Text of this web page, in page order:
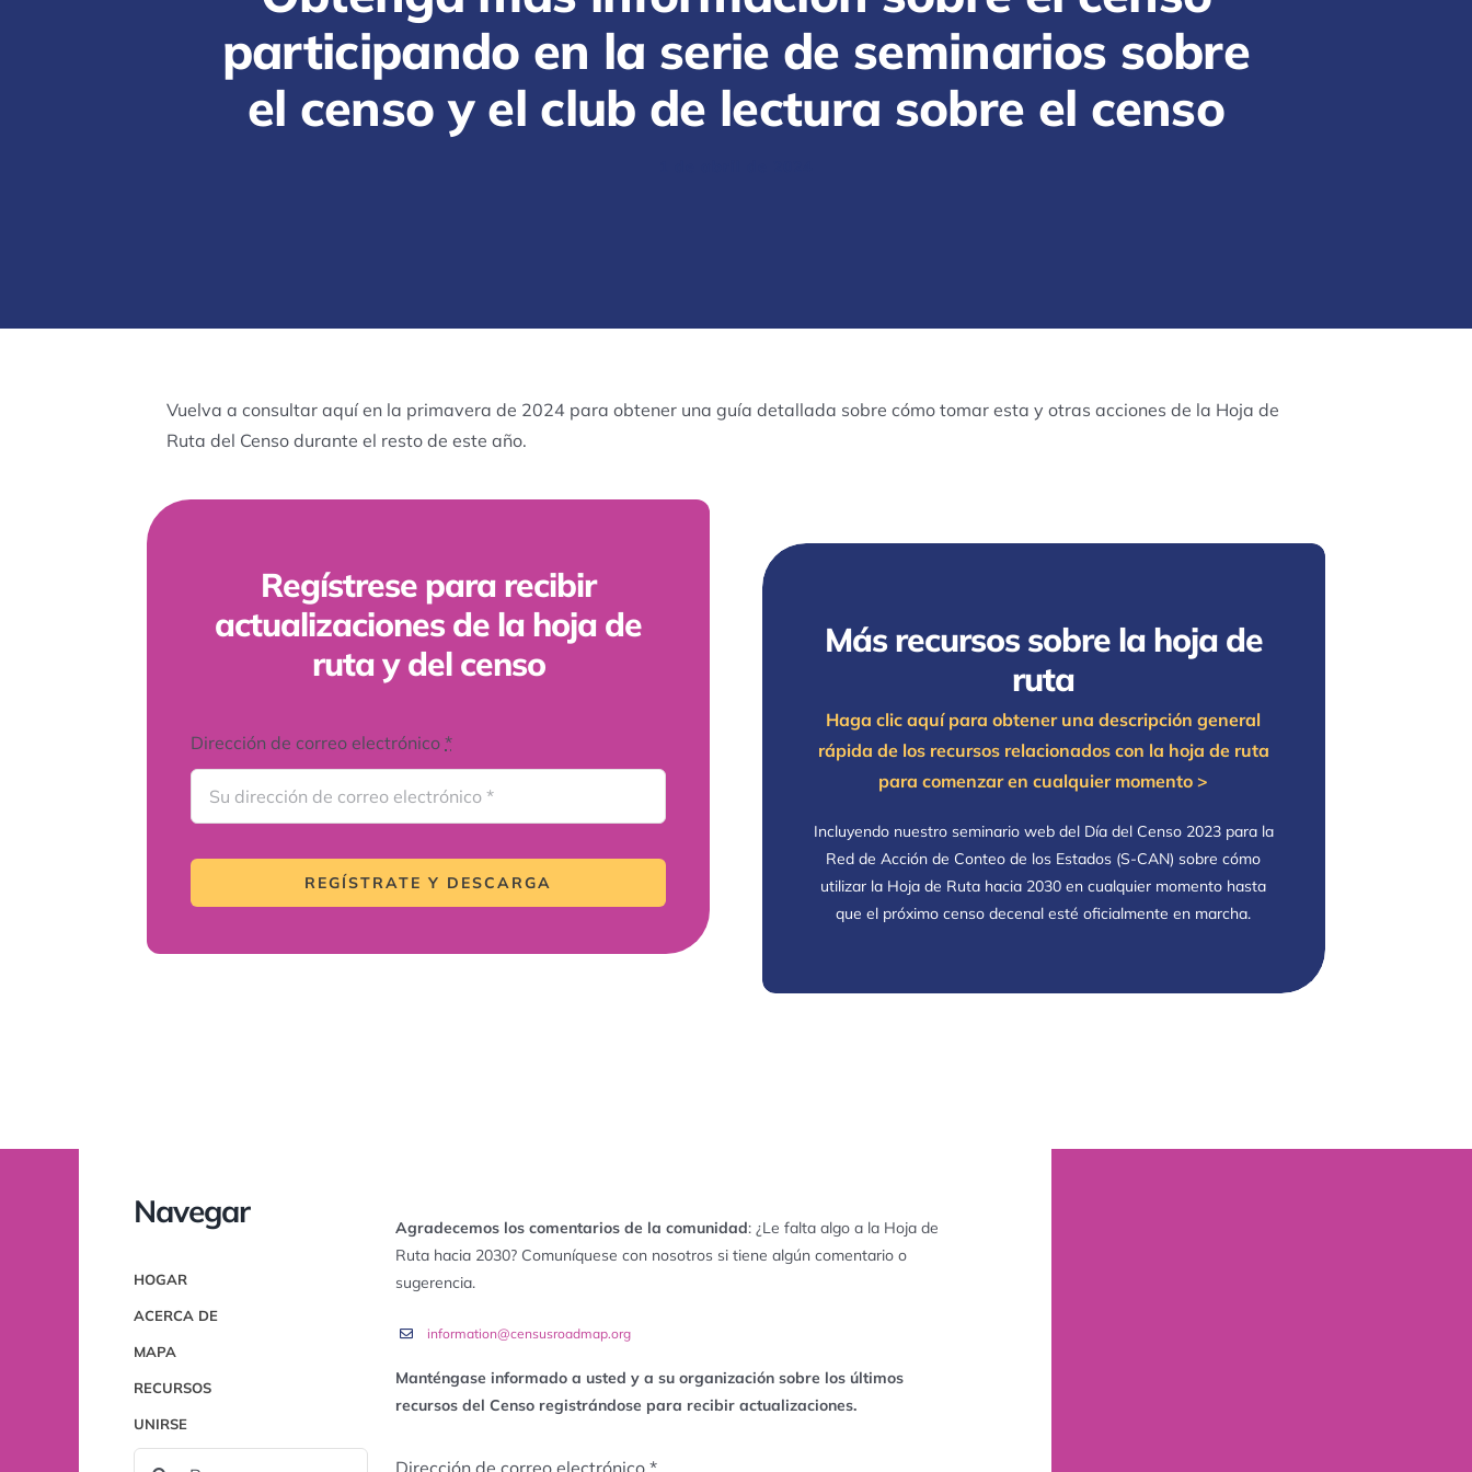
participando en la serie de seminarios sobre
el censo y el club de lectura sobre el censo
Vuelva a consultar aquí en la primavera de 2024 para obtener una guía detallada sobre cómo tomar esta y otras acciones de la Hoja de
Ruta del Censo durante el resto de este año.
Regístrese para recibir
actualizaciones de la hoja de
ruta y del censo
Dirección de correo electrónico*
REGÍSTRATE Y DESCARGA
Más recursos sobre la hoja de
ruta
Haga clic aquí para obtener una descripción general
rápida de los recursos relacionados con la hoja de ruta
para comenzar en cualquier momento >
Incluyendo nuestro seminario web del Día del Censo 2023 para la
Red de Acción de Conteo de los Estados (S-CAN) sobre cómo
utilizar la Hoja de Ruta hacia 2030 en cualquier momento hasta
que el próximo censo decenal esté oficialmente en marcha.
Navegar
HOGAR
ACERCA DE
MAPA
RECURSOS
UNIRSE
Agradecemos los comentarios de la comunidad: ¿Le falta algo a la Hoja de
Ruta hacia 2030? Comuníquese con nosotros si tiene algún comentario o
sugerencia.
information@censusroadmap.org
Manténgase informado a usted y a su organización sobre los últimos
recursos del Censo registrándose para recibir actualizaciones.
Dirección de correo electrónico *